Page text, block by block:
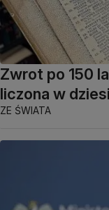
Zwrot po 150
liczona w
ZE ŚWIATA